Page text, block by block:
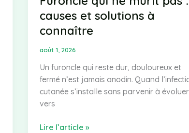
causes et solutions à
connaître
août 1, 2026
Un furoncle qui reste dur, douloureux et
fermé n’est jamais anodin. Quand
cutanée s’installe sans parvenir à évoluer
vers
Furoncle
Lire l’article »